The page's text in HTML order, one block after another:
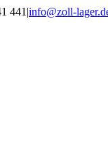
441 |info@zoll-